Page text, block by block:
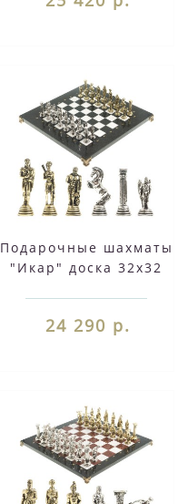
Подарочные шахматы
"Икар" доска 32х32
металлические
24 290 р.